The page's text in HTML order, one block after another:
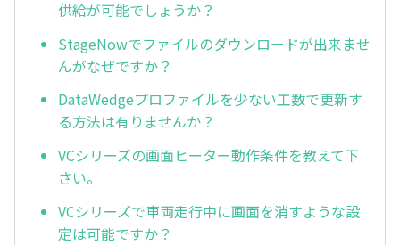
供給が可能でしょうか？
StageNowでファイルのダウンロードが出来ませ
んがなぜですか？
DataWedgeプロファイルを少ない工数で更新す
る方法は有りませんか？
VCシリーズの画面ヒーター動作条件を教えて下
さい。
VCシリーズで車両走行中に画面を消すような設
定は可能ですか？